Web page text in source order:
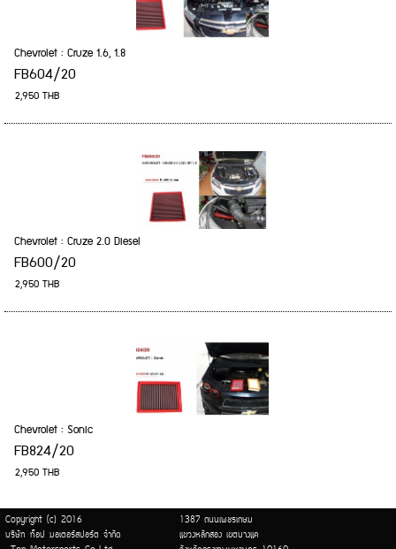
Chevrolet : Cruze 1.6, 1.8
FB604/20
2,950 THB
Chevrolet : Cruze 2.0 Diesel
FB600/20
2,950 THB
Chevrolet : Sonic
FB824/20
2,950 THB
Copyright (c) 2016
1387 ถนนเพชรเกษม
บริษัท ท็อป มอเตอร์สปอร์ต จำกัด
แขวงหลักสอง เขตบางแค